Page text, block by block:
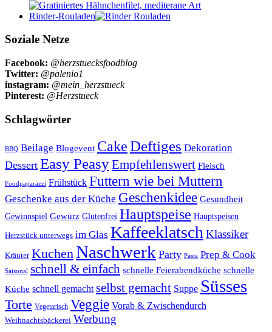
Rinder-Rouladen
Soziale Netze
Facebook: @herzstuecksfoodblog
Twitter: @palenio1
instagram: @mein_herzstueck
Pinterest: @Herzstueck
Schlagwörter
BBQ Beilage Blogevent CakeDeftiges Dekoration
Dessert Easy PeasyEmpfehlenswert Fleisch
Foodpaparazzi Frühstück Futtern wie bei Muttern
Geschenke aus der Küche Geschenkidee Gesundheit
Gewinnspiel Gewürz Glutenfrei Hauptspeise Hauptspeisen
Herzstück unterwegs im Glas Kaffeeklatsch Klassiker
Kräuter Kuchen Naschwerk Party Pasta Prep & Cook
Saisonal schnell & einfach schnelle Feierabendküche schnelle
Küche schnell gemacht selbst gemacht Suppe Süsses
Torte Vegetarisch Veggie Vorab & Zwischendurch
Weihnachtsbäckerei Werbung